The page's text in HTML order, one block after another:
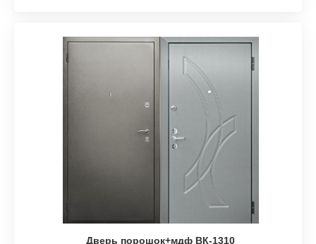
Дверь порошок+мдф ВК-1310